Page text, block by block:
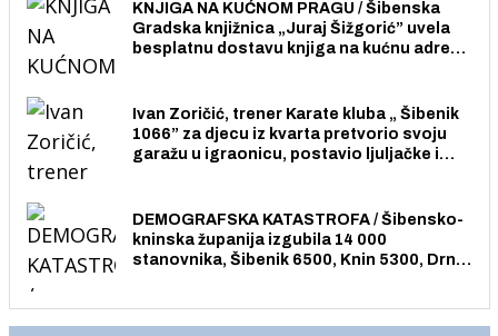
KNJIGA NA KUĆNOM PRAGU / Šibenska
Gradska knjižnica „Juraj Šižgorić” uvela
besplatnu dostavu knjiga na kućnu adresu
Ivan Zoričić, trener Karate kluba „ Šibenik
1066” za djecu iz kvarta pretvorio svoju
garažu u igraonicu, postavio ljuljačke i
DEMOGRAFSKA KATASTROFA / Šibensko-
kninska županija izgubila 14 000
stanovnika, Šibenik 6500, Knin 5300, Drniš